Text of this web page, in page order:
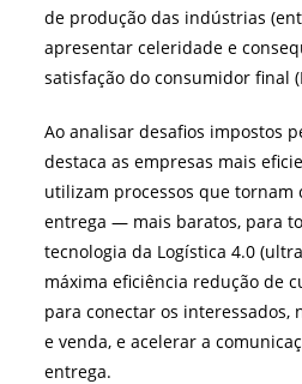
de produção das indústrias
apresentar celeridade e
satisfação do consumidor final
Ao analisar desafios impostos
destaca as empresas mais
utilizam processos que tornam
entrega — mais baratos, para
tecnologia da Logística 4.0
máxima eficiência redução de
para conectar os interessados,
e venda, e acelerar a
entrega.